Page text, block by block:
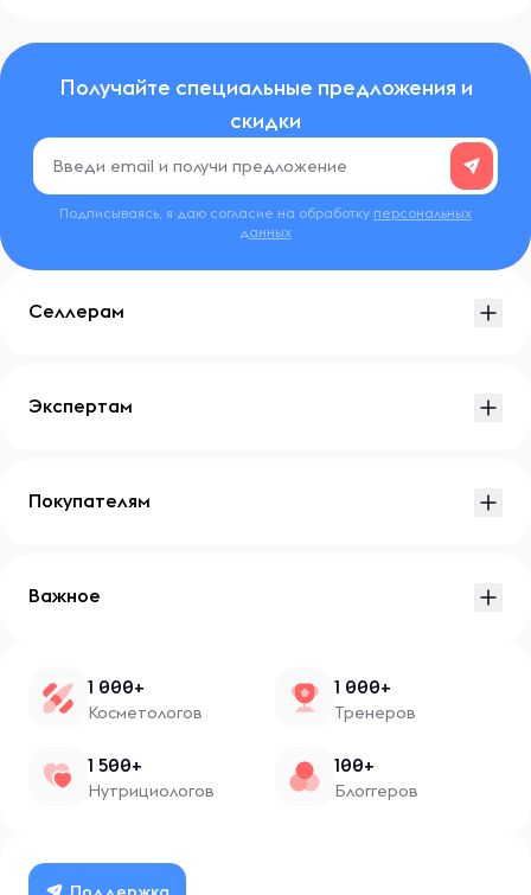
Получайте специальные предложения и
скидки
Подписываясь, я даю согласие на обработку персональных
данных
Селлерам
Экспертам
Покупателям
Важное
1 000+
Косметологов
1 000+
Тренеров
1 500+
Нутрициологов
100+
Блоггеров